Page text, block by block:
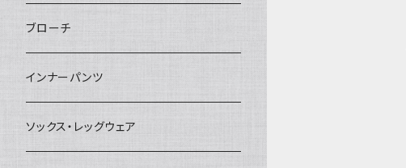
ヘアゴム
簪
ブローチ
インナーパンツ
ソックス・レッグウェア